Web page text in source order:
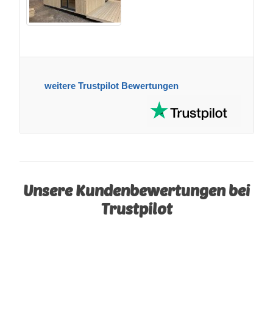
weitere Trustpilot Bewertungen
Unsere Kundenbewertungen bei
Trustpilot